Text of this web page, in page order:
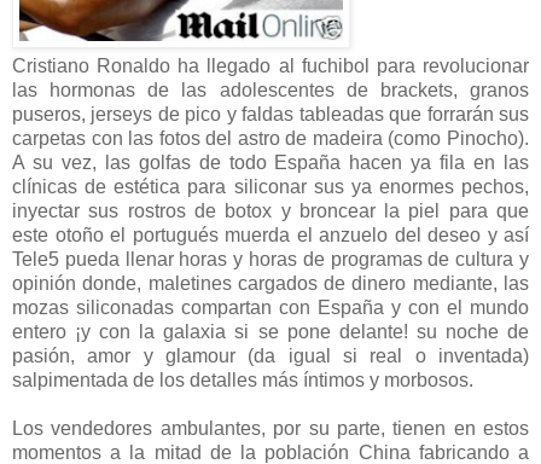
Cristiano Ronaldo ha llegado al fuchibol para revolucionar
las hormonas de las adolescentes de brackets, granos
puseros, jerseys de pico y faldas tableadas que forrarán sus
carpetas con las fotos del astro de madeira (como Pinocho).
A su vez, las golfas de todo España hacen ya fila en las
clínicas de estética para siliconar sus ya enormes pechos,
inyectar sus rostros de botox y broncear la piel para que
este otoño el portugués muerda el anzuelo del deseo y así
Tele5 pueda llenar horas y horas de programas de cultura y
opinión donde, maletines cargados de dinero mediante, las
mozas siliconadas compartan con España y con el mundo
entero ¡y con la galaxia si se pone delante! su noche de
pasión, amor y glamour (da igual si real o inventada)
salpimentada de los detalles más íntimos y morbosos.
Los vendedores ambulantes, por su parte, tienen en estos
momentos a la mitad de la población China fabricando a